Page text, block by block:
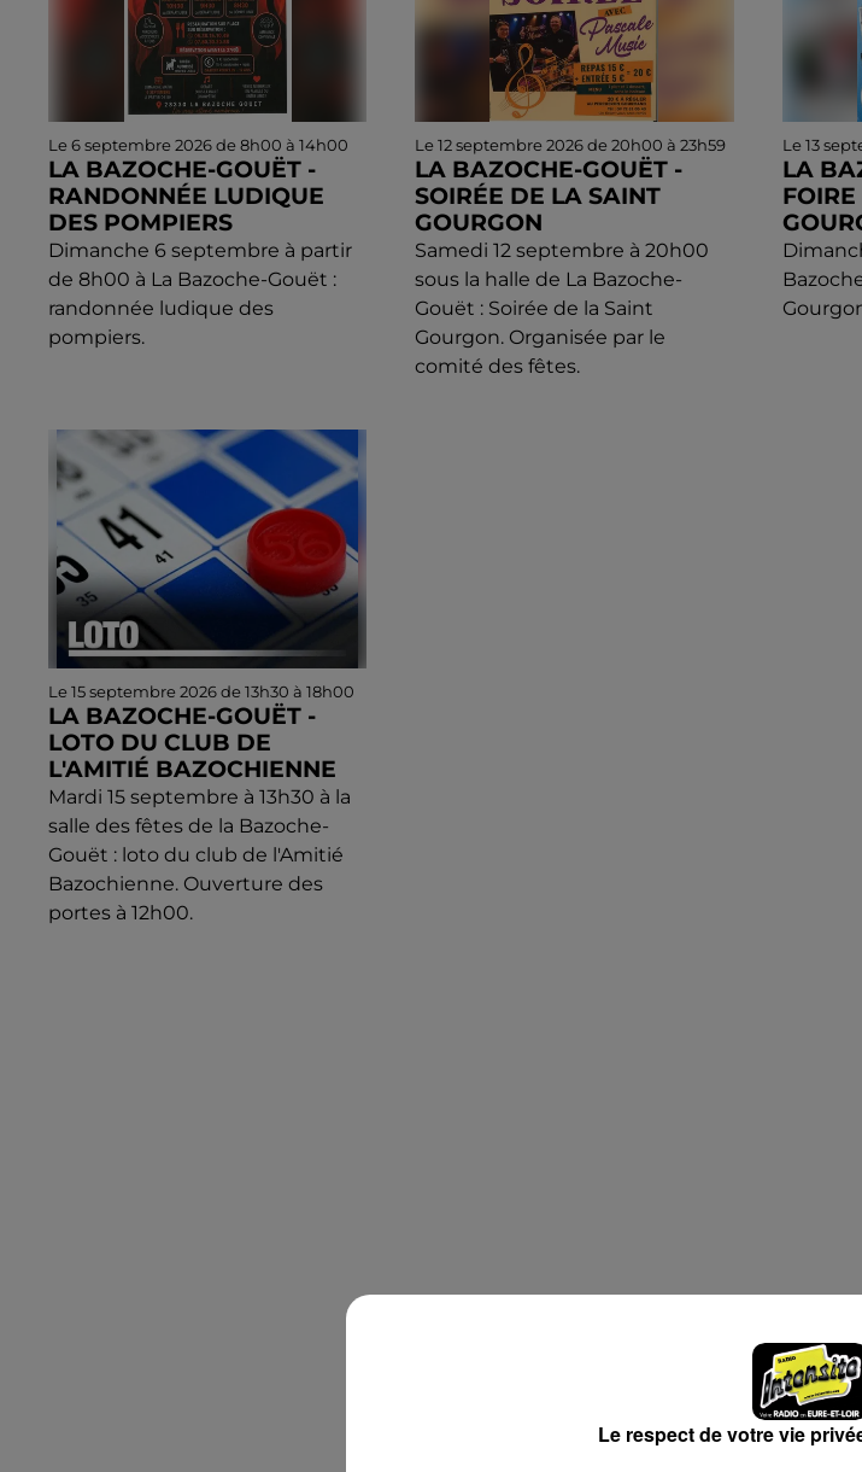
Le 6 septembre 2026 de 8h00 à 14h00
LA BAZOCHE-GOUËT -
RANDONNÉE LUDIQUE
DES POMPIERS
Dimanche 6 septembre à partir
de 8h00 à La Bazoche-Gouët :
randonnée ludique des
pompiers.
Le 12 septembre 2026 de 20h00 à 23h59
LA BAZOCHE-GOUËT -
SOIRÉE DE LA SAINT
GOURGON
Samedi 12 septembre à 20h00
sous la halle de La Bazoche-
Gouët : Soirée de la Saint
Gourgon. Organisée par le
comité des fêtes.
Le 13
LA
Le 15 septembre 2026 de 13h30 à 18h00
LA BAZOCHE-GOUËT -
LOTO DU CLUB DE
L'AMITIÉ BAZOCHIENNE
Mardi 15 septembre à 13h30 à la
salle des fêtes de la Bazoche-
Gouët : loto du club de l'Amitié
Bazochienne. Ouverture des
portes à 12h00.
Le respect de votre vie